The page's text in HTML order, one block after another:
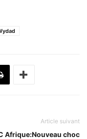
Article suivant
Afrique:Nouveau choc